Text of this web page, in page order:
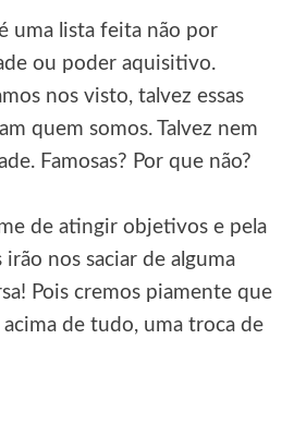
uma lista feita não por
ou poder aquisitivo.
nos visto, talvez essas
quem somos. Talvez nem
Famosas? Por que não?
de atingir objetivos e pela
nos saciar de alguma
Pois cremos piamente que
acima de tudo, uma troca de